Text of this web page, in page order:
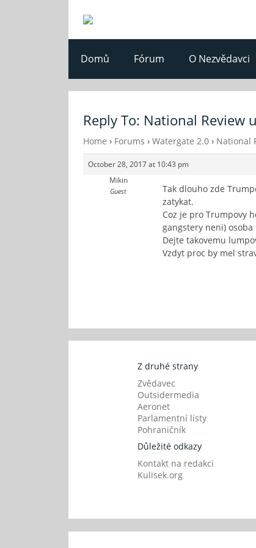
Domů Fórum O Nezvědavci
Reply To: National
Home › Forums › Watergate 2.0 › National
October 28, 2017 at 10:43 pm
Mikin
Guest
Tak dlouho zde
zatykat.
Coz je pro Trumpovy
gangstery neni)
Dejte takovemu
Vzdyt proc by mel
Z druhé strany
Zvědavec
Outsidermedia
Aeronet
Parlamentní listy
Pohraničník
Důležité odkazy
Kontakt na redakci
Kulisek.org